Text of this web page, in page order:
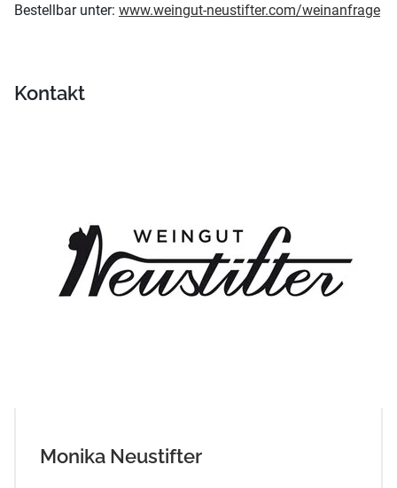
Bestellbar unter: www.weingut-neustifter.com/weinanfrage
Kontakt
Monika Neustifter